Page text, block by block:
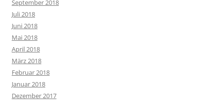
September 2018
Juli 2018
Juni 2018
Mai 2018
April 2018
März 2018
Februar 2018
Januar 2018
Dezember 2017